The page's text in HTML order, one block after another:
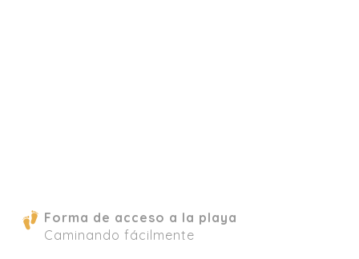
Forma de acceso a la playa
Caminando fácilmente